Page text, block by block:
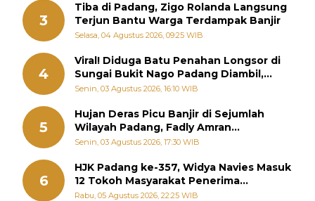
3
Tiba di Padang, Zigo Rolanda Langsung
Terjun Bantu Warga Terdampak Banjir
Selasa, 04 Agustus 2026, 09:25 WIB
4
Viral! Diduga Batu Penahan Longsor di
Sungai Bukit Nago Padang Diambil,
Warga Khawatir Bencana Terulang
Senin, 03 Agustus 2026, 16:10 WIB
5
Hujan Deras Picu Banjir di Sejumlah
Wilayah Padang, Fadly Amran
Perintahkan OPD Siaga
Senin, 03 Agustus 2026, 17:30 WIB
6
HJK Padang ke-357, Widya Navies Masuk
12 Tokoh Masyarakat Penerima
Penghargaan Pemko Padang
Rabu, 05 Agustus 2026, 22:25 WIB